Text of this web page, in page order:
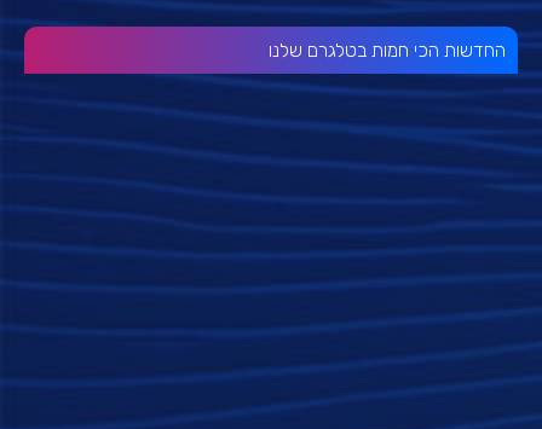
החדשות הכי חמות בטלגרם שלנו